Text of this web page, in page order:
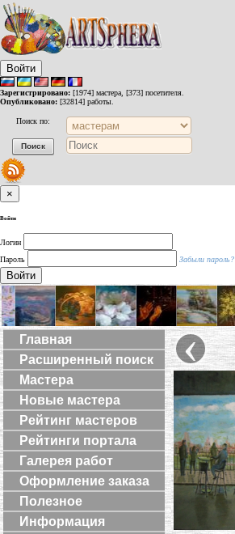
Войти
Зарегистрировано: [1974] мастера, [373] посетителя.
Опубликовано: [32814] работы.
Поиск по:
×
Войти
Логин
Пароль
Забыли пароль?
Войти
Главная
Расширенный поиск
Мастера
Новые мастера
Рейтинг мастеров
Рейтинги портала
Галерея работ
Оформление заказа
Полезное
Информация
‹